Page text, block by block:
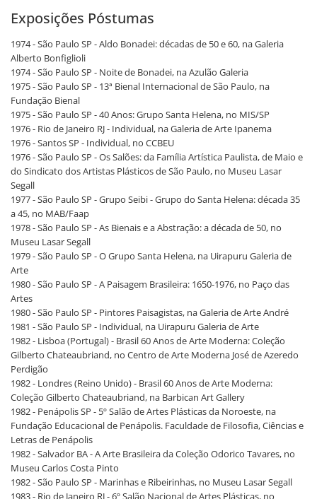
Exposições Póstumas
1974 - São Paulo SP - Aldo Bonadei: décadas de 50 e 60, na Galeria
Alberto Bonfiglioli
1974 - São Paulo SP - Noite de Bonadei, na Azulão Galeria
1975 - São Paulo SP - 13ª Bienal Internacional de São Paulo, na
Fundação Bienal
1975 - São Paulo SP - 40 Anos: Grupo Santa Helena, no MIS/SP
1976 - Rio de Janeiro RJ - Individual, na Galeria de Arte Ipanema
1976 - Santos SP - Individual, no CCBEU
1976 - São Paulo SP - Os Salões: da Família Artística Paulista, de Maio e
do Sindicato dos Artistas Plásticos de São Paulo, no Museu Lasar
Segall
1977 - São Paulo SP - Grupo Seibi - Grupo do Santa Helena: década 35
a 45, no MAB/Faap
1978 - São Paulo SP - As Bienais e a Abstração: a década de 50, no
Museu Lasar Segall
1979 - São Paulo SP - O Grupo Santa Helena, na Uirapuru Galeria de
Arte
1980 - São Paulo SP - A Paisagem Brasileira: 1650-1976, no Paço das
Artes
1980 - São Paulo SP - Pintores Paisagistas, na Galeria de Arte André
1981 - São Paulo SP - Individual, na Uirapuru Galeria de Arte
1982 - Lisboa (Portugal) - Brasil 60 Anos de Arte Moderna: Coleção
Gilberto Chateaubriand, no Centro de Arte Moderna José de Azeredo
Perdigão
1982 - Londres (Reino Unido) - Brasil 60 Anos de Arte Moderna:
Coleção Gilberto Chateaubriand, na Barbican Art Gallery
1982 - Penápolis SP - 5º Salão de Artes Plásticas da Noroeste, na
Fundação Educacional de Penápolis. Faculdade de Filosofia, Ciências e
Letras de Penápolis
1982 - Salvador BA - A Arte Brasileira da Coleção Odorico Tavares, no
Museu Carlos Costa Pinto
1982 - São Paulo SP - Marinhas e Ribeirinhas, no Museu Lasar Segall
1983 - Rio de Janeiro RJ - 6º Salão Nacional de Artes Plásticas, no